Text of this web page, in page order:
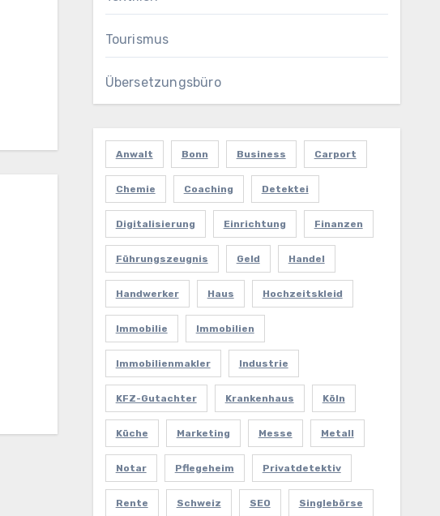
Tourismus
Übersetzungsbüro
Anwalt Bonn Business Carport
Chemie Coaching Detektei
Digitalisierung Einrichtung Finanzen
Führungszeugnis Geld Handel
Handwerker Haus Hochzeitskleid
Immobilie Immobilien
Immobilienmakler Industrie
KFZ-Gutachter Krankenhaus Köln
Küche Marketing Messe Metall
Notar Pflegeheim Privatdetektiv
Rente Schweiz SEO Singlebörse